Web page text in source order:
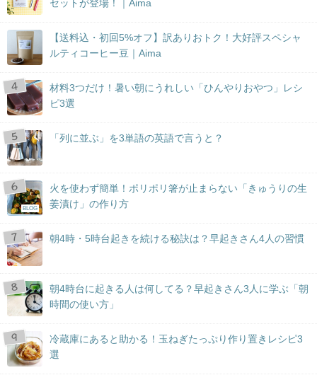
セットが登場！｜Aima
【送料込・初回5%オフ】訳ありおトク！大好評スペシャ
ルティコーヒー豆｜Aima
材料3つだけ！暑い朝にうれしい「ひんやりおやつ」レシ
ピ3選
「列に並ぶ」を3単語の英語で言うと？
BLOG
火を使わず簡単！ポリポリ箸が止まらない「きゅうりの生
姜漬け」の作り方
朝4時・5時台起きを続ける秘訣は？早起きさん4人の習慣
朝4時台に起きる人は何してる？早起きさん3人に学ぶ「朝
時間の使い方」
冷蔵庫にあると助かる！玉ねぎたっぷり作り置きレシピ3
選